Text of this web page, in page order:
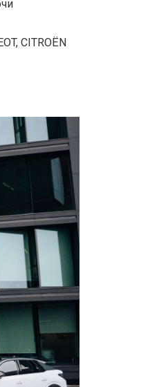
CITROЁN